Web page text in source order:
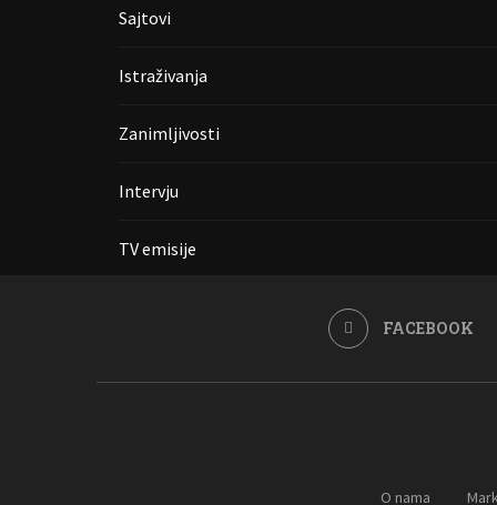
Sajtovi
Istraživanja
Zanimljivosti
Intervju
TV emisije
FACEBOOK
O nama